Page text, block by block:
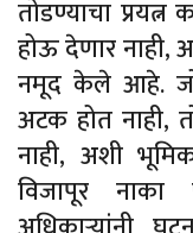
तोडण्याचा
होऊ देणार नाही,
नमूद केले आहे.
अटक होत नाही,
नाही, अशी
विजापूर